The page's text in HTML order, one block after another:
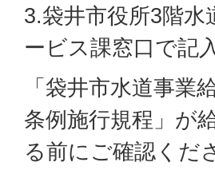
3.袋井市役所3階
ービス課窓口で記
「袋井市水道事業
条例施行規程」が
る前にご確認くだ